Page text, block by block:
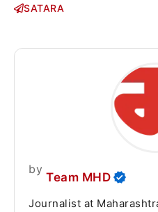
SATARA
by
Team MHD
Journalist at Maharashtra